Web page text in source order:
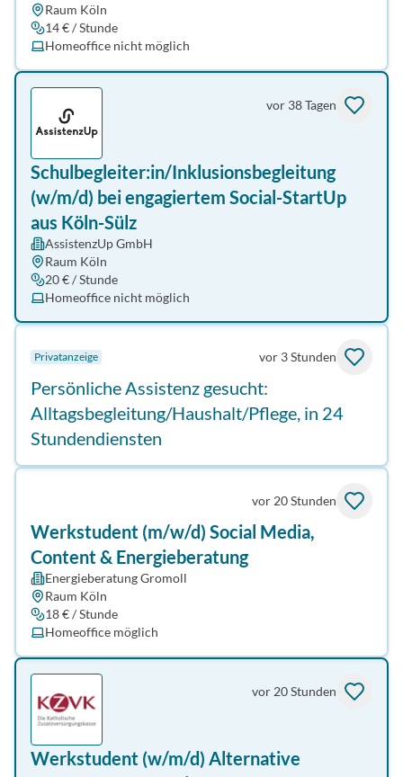
Raum Köln
14 € / Stunde
Homeoffice nicht möglich
vor 38 Tagen
Schulbegleiter:in/Inklusionsbegleitung
(w/m/d) bei engagiertem Social-StartUp
aus Köln-Sülz
AssistenzUp GmbH
Raum Köln
20 € / Stunde
Homeoffice nicht möglich
Privatanzeige vor 3 Stunden
Persönliche Assistenz gesucht:
Alltagsbegleitung/Haushalt/Pflege, in 24
Stundendiensten
vor 20 Stunden
Werkstudent (m/w/d) Social Media,
Content & Energieberatung
Energieberatung Gromoll
Raum Köln
18 € / Stunde
Homeoffice möglich
vor 20 Stunden
Werkstudent (w/m/d) Alternative